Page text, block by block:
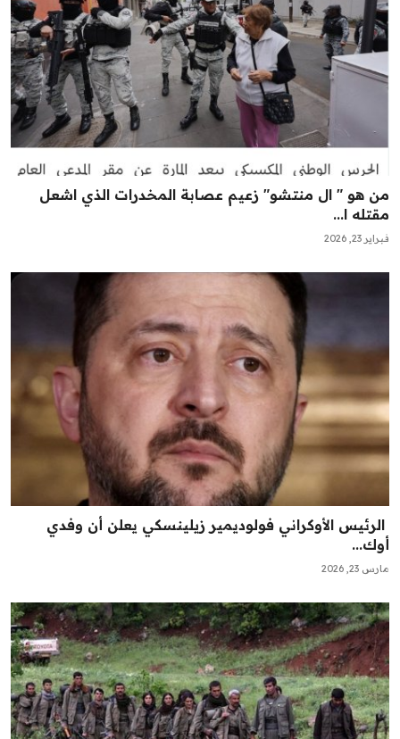
من هو " ال منتشو" زعيم عصابة المخدرات الذي اشعل
مقتله ا...
فبراير 23, 2026
‏ الرئيس الأوكراني فولوديمير زيلينسكي يعلن أن وفدي
أوك...
مارس 23, 2026